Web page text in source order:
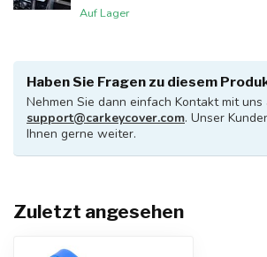
Auf Lager
Haben Sie Fragen zu diesem
Nehmen Sie dann einfach Kontakt mit uns
support@carkeycover.com. Unser
Ihnen gerne weiter.
Zuletzt angesehen